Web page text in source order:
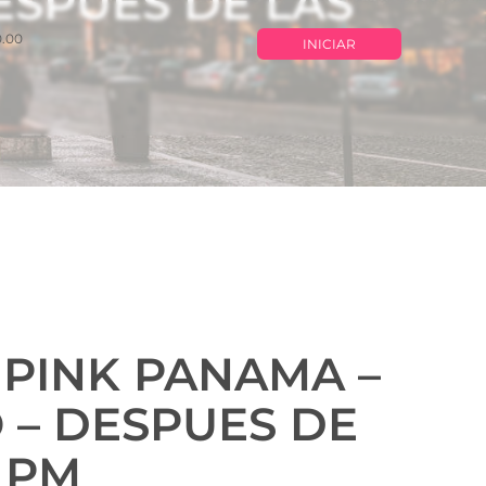
INICIAR
PANAMA –
DESPUES DE